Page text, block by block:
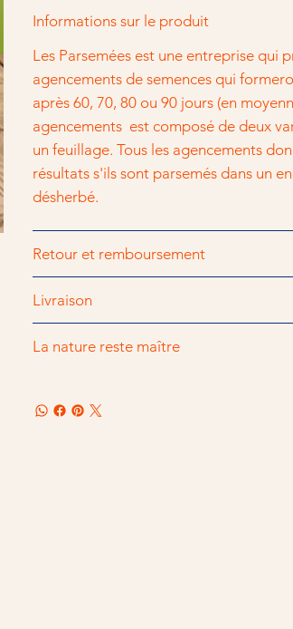
Informations sur le produit
Les Parsemées est une entreprise qui
agencements de semences qui
après 60, 70, 80 ou 90 jours (en
agencements est composé de deux
un feuillage. Tous les agencements
résultats s'ils sont parsemés dans un
désherbé.
Retour et remboursement
Livraison
La nature reste maître